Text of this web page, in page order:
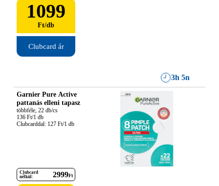
1099
Ft/db
Clubcard ár
3h 5n
Garnier Pure Active
pattanás elleni tapasz
többféle, 22 db/cs
136 Ft/1 db
Clubcarddal: 127 Ft/1 db
Clubcard
nélkül:
2999Ft